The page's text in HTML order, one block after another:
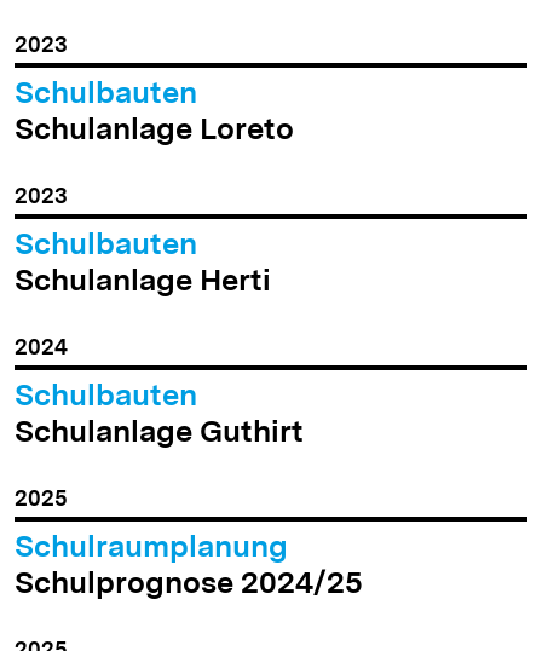
2023
Schulbauten
Schulanlage Loreto
2023
Schulbauten
Schulanlage Herti
2024
Schulbauten
Schulanlage Guthirt
2025
Schulraumplanung
Schulprognose 2024/25